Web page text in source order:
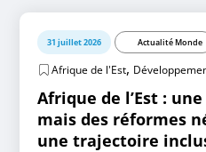
31 juillet 2026 Actualité Monde
Afrique de l'Est,
Afrique de l’Est :
mais des réformes
une trajectoire